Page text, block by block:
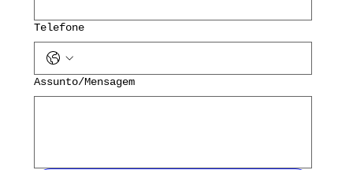
Telefone
Assunto/Mensagem